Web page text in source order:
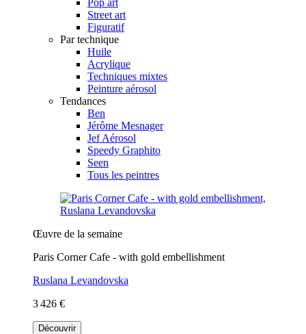
Street art
Figuratif
Par technique
Huile
Acrylique
Techniques mixtes
Peinture aérosol
Tendances
Ben
Jérôme Mesnager
Jef Aérosol
Speedy Graphito
Seen
Tous les peintres
Œuvre de la semaine
Paris Corner Cafe - with gold embellishment
Ruslana Levandovska
3 426 €
Découvrir